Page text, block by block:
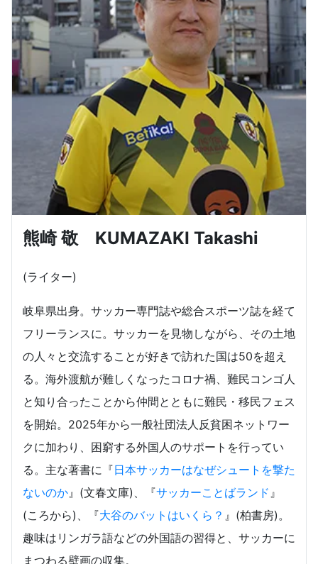
熊崎 敬 KUMAZAKI Takashi
(ライター)
岐阜県出身。サッカー専門誌や総合スポーツ誌を経て
フリーランスに。サッカーを見物しながら、その土地
の人々と交流することが好きで訪れた国は50を超え
る。海外渡航が難しくなったコロナ禍、難民コンゴ人
と知り合ったことから仲間とともに難民・移民フェス
を開始。2025年から一般社団法人反貧困ネットワー
クに加わり、困窮する外国人のサポートを行ってい
る。主な著書に『日本サッカーはなぜシュートを撃た
ないのか』(文春文庫)、『サッカーことばランド 』
(ころから)、『大谷のバットはいくら？ 』(柏書房)。
趣味はリンガラ語などの外国語の習得と、サッカーに
まつわる壁画の収集。